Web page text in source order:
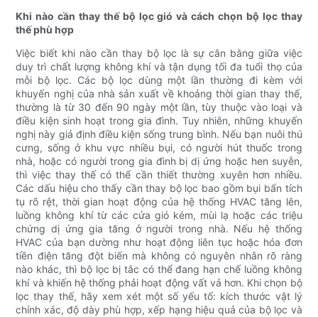
Khi nào cần thay thế bộ lọc gió và cách chọn bộ lọc thay
thế phù hợp
Việc biết khi nào cần thay bộ lọc là sự cân bằng giữa việc
duy trì chất lượng không khí và tận dụng tối đa tuổi thọ của
mỗi bộ lọc. Các bộ lọc dùng một lần thường đi kèm với
khuyến nghị của nhà sản xuất về khoảng thời gian thay thế,
thường là từ 30 đến 90 ngày một lần, tùy thuộc vào loại và
điều kiện sinh hoạt trong gia đình. Tuy nhiên, những khuyến
nghị này giả định điều kiện sống trung bình. Nếu bạn nuôi thú
cưng, sống ở khu vực nhiều bụi, có người hút thuốc trong
nhà, hoặc có người trong gia đình bị dị ứng hoặc hen suyễn,
thì việc thay thế có thể cần thiết thường xuyên hơn nhiều.
Các dấu hiệu cho thấy cần thay bộ lọc bao gồm bụi bẩn tích
tụ rõ rệt, thời gian hoạt động của hệ thống HVAC tăng lên,
luồng không khí từ các cửa gió kém, mùi lạ hoặc các triệu
chứng dị ứng gia tăng ở người trong nhà. Nếu hệ thống
HVAC của bạn dường như hoạt động liên tục hoặc hóa đơn
tiền điện tăng đột biến mà không có nguyên nhân rõ ràng
nào khác, thì bộ lọc bị tắc có thể đang hạn chế luồng không
khí và khiến hệ thống phải hoạt động vất vả hơn. Khi chọn bộ
lọc thay thế, hãy xem xét một số yếu tố: kích thước vật lý
chính xác, độ dày phù hợp, xếp hạng hiệu quả của bộ lọc và